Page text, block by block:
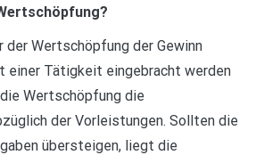
der Wertschöpfung der Gewinn
einer Tätigkeit eingebracht werden
Wertschöpfung die
der Vorleistungen. Sollten die
übersteigen, liegt die